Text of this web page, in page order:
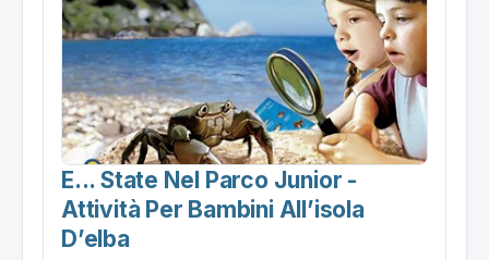
E... State Nel Parco Junior -
Attività Per Bambini All’isola
D’elba